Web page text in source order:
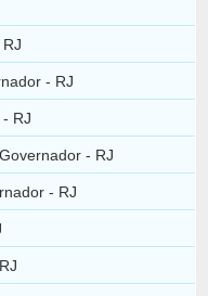
- RJ
RJ
- RJ
- RJ